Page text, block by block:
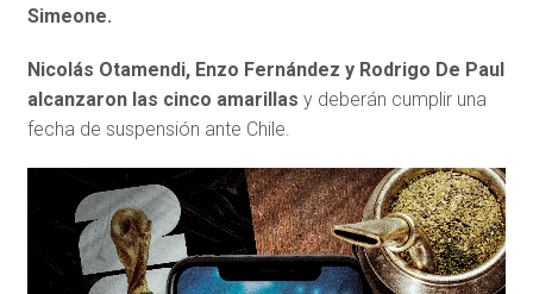
Simeone.
Nicolás Otamendi, Enzo Fernández y Rodrigo De Paul
alcanzaron las cinco amarillas y deberán cumplir una
fecha de suspensión ante Chile.